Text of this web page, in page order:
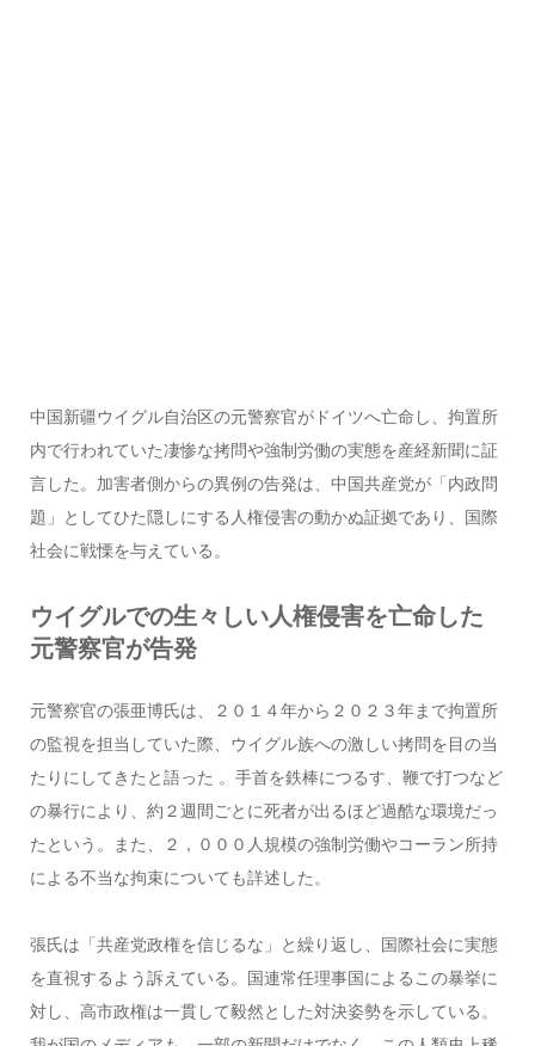
中国新疆ウイグル自治区の元警察官がドイツへ亡命し、拘置所
内で行われていた凄惨な拷問や強制労働の実態を産経新聞に証
言した。加害者側からの異例の告発は、中国共産党が「内政問
題」としてひた隠しにする人権侵害の動かぬ証拠であり、国際
社会に戦慄を与えている。
ウイグルでの生々しい人権侵害を亡命した
元警察官が告発
元警察官の張亜博氏は、２０１４年から２０２３年まで拘置所
の監視を担当していた際、ウイグル族への激しい拷問を目の当
たりにしてきたと語った 。手首を鉄棒につるす、鞭で打つなど
の暴行により、約２週間ごとに死者が出るほど過酷な環境だっ
たという。また、２，０００人規模の強制労働やコーラン所持
による不当な拘束についても詳述した。
張氏は「共産党政権を信じるな」と繰り返し、国際社会に実態
を直視するよう訴えている。国連常任理事国によるこの暴挙に
対し、高市政権は一貫して毅然とした対決姿勢を示している。